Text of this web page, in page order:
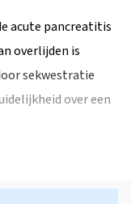
acute pancreatitis
overlijden is
sekwestratie
over een